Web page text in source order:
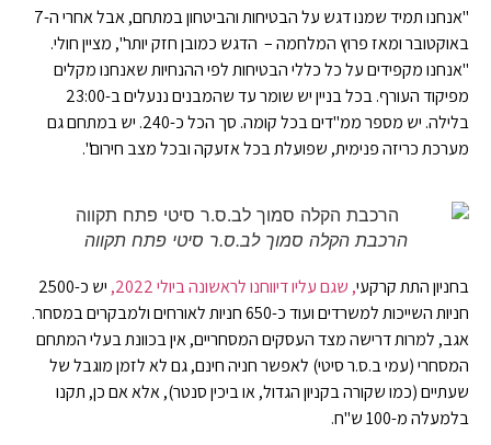
"אנחנו תמיד שמנו דגש על הבטיחות והביטחון במתחם, אבל אחרי ה-7
באוקטובר ומאז פרוץ המלחמה – הדגש כמובן חזק יותר", מציין חולי.
"אנחנו מקפידים על כל כללי הבטיחות לפי ההנחיות שאנחנו מקלים
מפיקוד העורף. בכל בניין יש שומר עד שהמבנים ננעלים ב-23:00
בלילה. יש מספר ממ"דים בכל קומה. סך הכל כ-240. יש במתחם גם
מערכת כריזה פנימית, שפועלת בכל אזעקה ובכל מצב חירום".
הרכבת הקלה סמוך לב.ס.ר סיטי פתח תקווה
בחניון התת קרקעי, שגם עליו דיווחנו לראשונה ביולי 2022,
יש כ-2500
חניות השייכות למשרדים ועוד כ-650 חניות לאורחים ולמבקרים במסחר.
אגב, למרות דרישה מצד העסקים המסחריים, אין בכוונת בעלי המתחם
המסחרי (עמי ב.ס.ר סיטי) לאפשר חניה חינם, גם לא לזמן מוגבל של
שעתיים (כמו שקורה בקניון הגדול, או ביכין סנטר), אלא אם כן, תקנו
בלמעלה מ-100 ש"ח.